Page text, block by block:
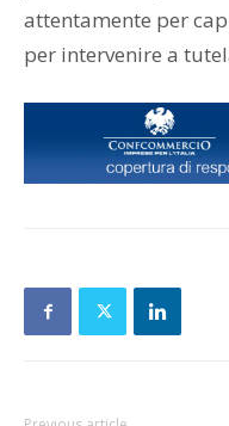
attentamente per
per intervenire a